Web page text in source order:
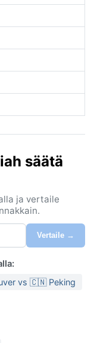
säätä
ja vertaile
Vertaile →
vs 🇨🇳 Peking